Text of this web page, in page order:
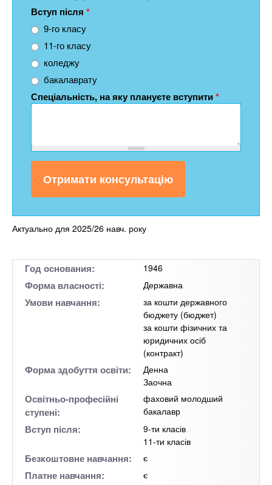
Вступ після *
9-го класу
11-го класу
коледжу
бакалаврату
Спеціальність, на яку плануєте вступити*
Актуально для 2025/26 навч. року
Год основания: 1946
Форма власності: Державна
Умови навчання:
за кошти державного
бюджету (бюджет)
за кошти фізичних та
юридичних осіб
(контракт)
Форма здобуття освіти:
Денна
Заочна
Освітньо-професійні
ступені:
фаховий молодший
бакалавр
Вступ після:
9-ти класів
11-ти класів
Безкоштовне навчання: є
Платне навчання: є